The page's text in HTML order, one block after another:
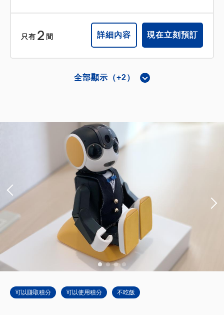
只有 2 間 詳細內容 現在立刻預訂
會員費用
成人2人
含稅費
合計 16,740
136~
26.00m
單人床／寬90-130公分×2
2
全部顯示（+2）
可以賺取積分 可以使用積分 不吃飯